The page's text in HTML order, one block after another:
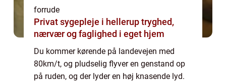
forrude
Privat sygepleje i hellerup tryghed,
nærvær og faglighed i eget hjem
Du kommer kørende på landevejen med
80km/t, og pludselig flyver en genstand op
på ruden, og der lyder en høj knasende lyd.